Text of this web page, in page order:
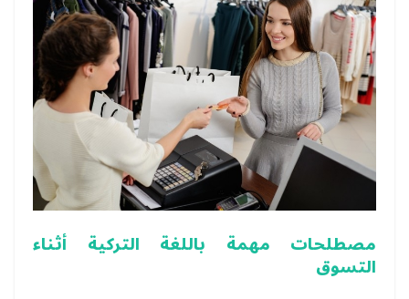
مصطلحات مهمة باللغة التركية أثناء
التسوق